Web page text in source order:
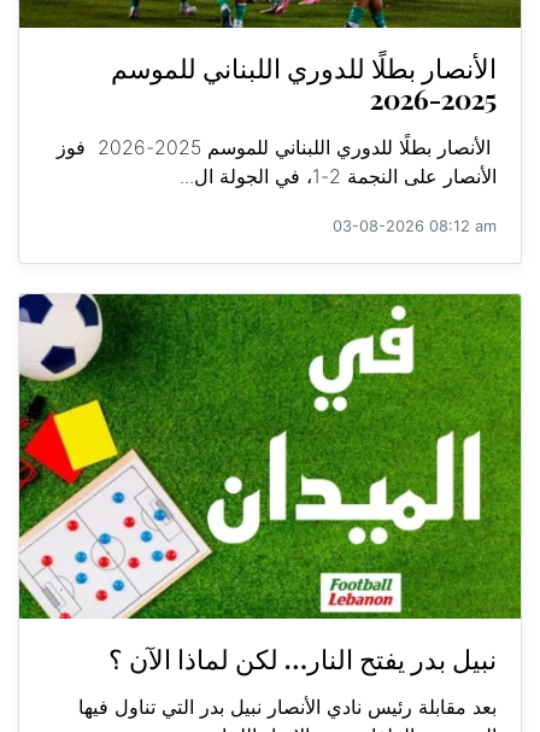
الأنصار بطلًا للدوري اللبناني للموسم
2025-2026
الأنصار بطلًا للدوري اللبناني للموسم 2025-2026 فوز
الأنصار على النجمة 2-1، في الجولة ال...
03-08-2026 08:12 am
نبيل بدر يفتح النار… لكن لماذا الآن ؟
بعد مقابلة رئيس نادي الأنصار نبيل بدر التي تناول فيها